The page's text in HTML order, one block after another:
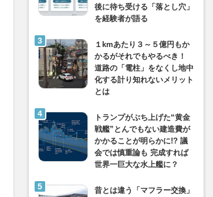
後に待ち受ける「落とし穴」
を経験者が語る
１kmあたり３～５億円もか
かるがそれでもやるべき！
道路の「電柱」をなくし地中
化する計り知れないメリット
とは
トランプがぶち上げた“黄金
戦艦”とんでもない建造費が
かかることが明らかに!? 議
会では慎重論も 完成すれば
世界一巨大な水上艦に？
昔とは違う「マフラー交換」